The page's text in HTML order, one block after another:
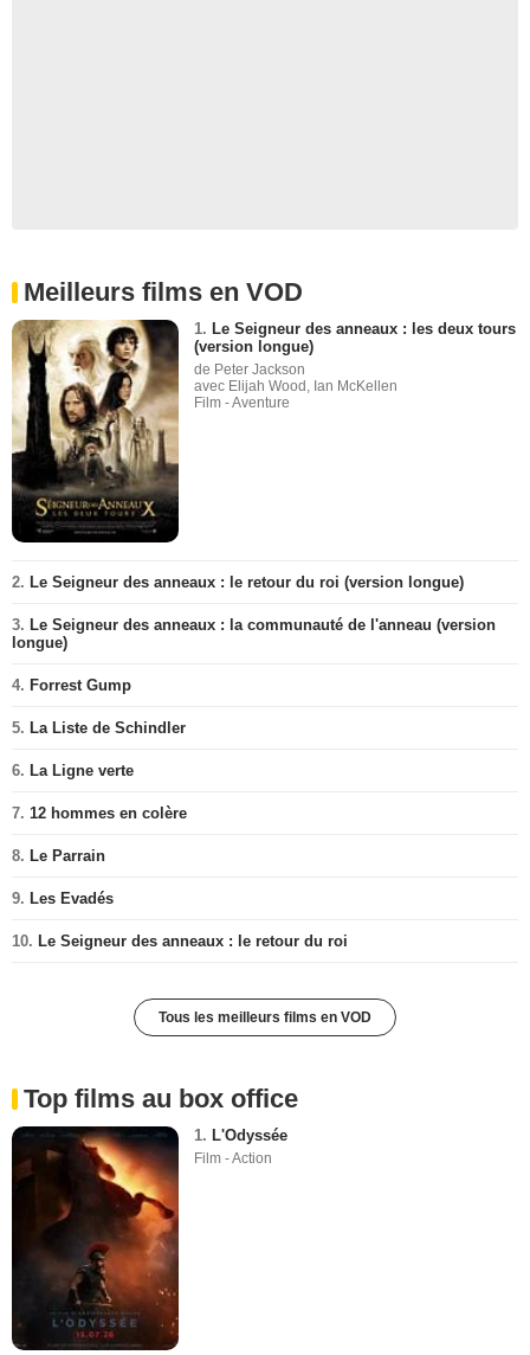
Meilleurs films en VOD
1. Le Seigneur des anneaux : les deux tours
(version longue)
de Peter Jackson
avec Elijah Wood, Ian McKellen
Film - Aventure
2. Le Seigneur des anneaux : le retour du roi (version longue)
3. Le Seigneur des anneaux : la communauté de l'anneau (version
longue)
4. Forrest Gump
5. La Liste de Schindler
6. La Ligne verte
7. 12 hommes en colère
8. Le Parrain
9. Les Evadés
10. Le Seigneur des anneaux : le retour du roi
Tous les meilleurs films en VOD
Top films au box office
1. L'Odyssée
Film - Action